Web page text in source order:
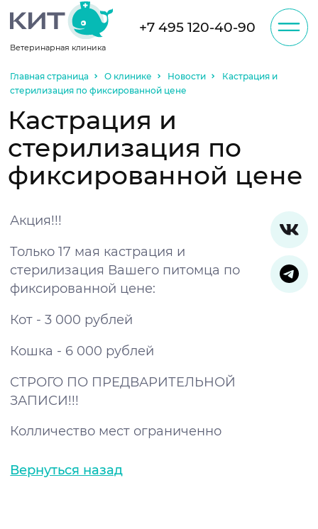
Ветеринарная клиника
+7 495 120-40-90
О клинике
Услуги
Цены
Специалисты
Главная страница О клинике Новости
Кастрация и
стерилизация по фиксированной цене
Кастрация и
стерилизация по
фиксированной цене
Акция!!!
Только 17 мая кастрация и
стерилизация Вашего питомца по
фиксированной цене:
Кот - 3 000 рублей
Кошка - 6 000 рублей
СТРОГО ПО ПРЕДВАРИТЕЛЬНОЙ
ЗАПИСИ!!!
Колличество мест ограниченно
Вернуться назад
Записаться на
приём
Вам по телефону для уточнения
информации.
Нажимая на кнопку, вы даёте согласие на
обработку персональных данных
Записаться на приём